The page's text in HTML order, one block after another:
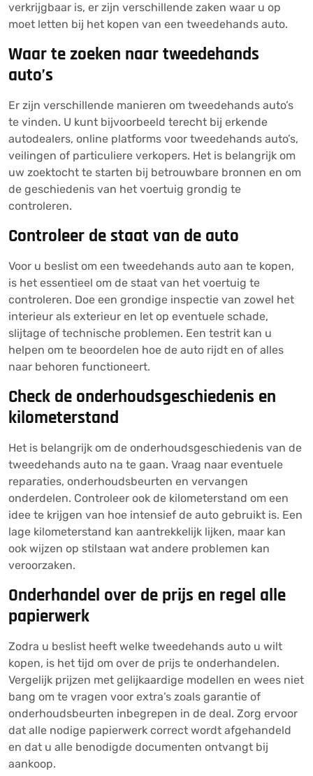
verkrijgbaar is, er zijn verschillende zaken waar u op
moet letten bij het kopen van een tweedehands auto.
Waar te zoeken naar tweedehands
auto’s
Er zijn verschillende manieren om tweedehands auto’s
te vinden. U kunt bijvoorbeeld terecht bij erkende
autodealers, online platforms voor tweedehands auto’s,
veilingen of particuliere verkopers. Het is belangrijk om
uw zoektocht te starten bij betrouwbare bronnen en om
de geschiedenis van het voertuig grondig te
controleren.
Controleer de staat van de auto
Voor u beslist om een tweedehands auto aan te kopen,
is het essentieel om de staat van het voertuig te
controleren. Doe een grondige inspectie van zowel het
interieur als exterieur en let op eventuele schade,
slijtage of technische problemen. Een testrit kan u
helpen om te beoordelen hoe de auto rijdt en of alles
naar behoren functioneert.
Check de onderhoudsgeschiedenis en
kilometerstand
Het is belangrijk om de onderhoudsgeschiedenis van de
tweedehands auto na te gaan. Vraag naar eventuele
reparaties, onderhoudsbeurten en vervangen
onderdelen. Controleer ook de kilometerstand om een
idee te krijgen van hoe intensief de auto gebruikt is. Een
lage kilometerstand kan aantrekkelijk lijken, maar kan
ook wijzen op stilstaan wat andere problemen kan
veroorzaken.
Onderhandel over de prijs en regel alle
papierwerk
Zodra u beslist heeft welke tweedehands auto u wilt
kopen, is het tijd om over de prijs te onderhandelen.
Vergelijk prijzen met gelijkaardige modellen en wees niet
bang om te vragen voor extra’s zoals garantie of
onderhoudsbeurten inbegrepen in de deal. Zorg ervoor
dat alle nodige papierwerk correct wordt afgehandeld
en dat u alle benodigde documenten ontvangt bij
aankoop.